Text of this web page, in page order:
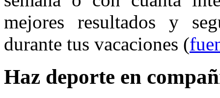
mejores resultados y
durante tus vacaciones (
Haz deporte en